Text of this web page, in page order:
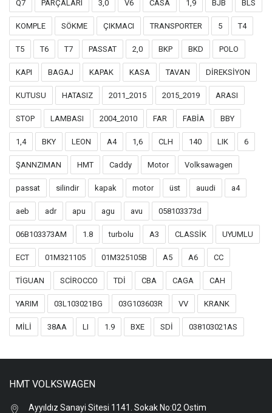
Q7 PARÇALARI 3,0 V6 CASA 1,9 BJB BLS
KOMPLE SÖKME ÇIKMACI TRANSPORTER 5 T4
T5 T6 T7 PASSAT 2,0 BKP BKD POLO
KAPI BAGAJ KAPAK KASA TAVAN DİREKSİYON
KUTUSU HATASIZ 2011_2015 2015_2019 ARASI
STOP LAMBASI 2004_2010 FAR FABİA BBY
1,4 BKY LEON A4 1,6 CLH 140 LIK 6
ŞANNZIMAN HMT Caddy Motor Volksawagen
passat silindir kapak motor üst auudi a4
aeb adr apu agu avu 058103373d
06B103373AM 1.8 turbolu A3 CLASSİK UYUMLU
ECT 01M321105 01M325105B A5 A6 CC
TİGUAN SCİROCCO TDİ CBA CAGA CAH
YARIM 03L103021BG 03G103603R VV KRANK
MİLİ 38AA LI 1.9 BXE SDİ 038103021AS
HMT VOLKSWAGEN
Ayyıldız Sanayi Sitesi 1141. Sokak No:02 Ostim